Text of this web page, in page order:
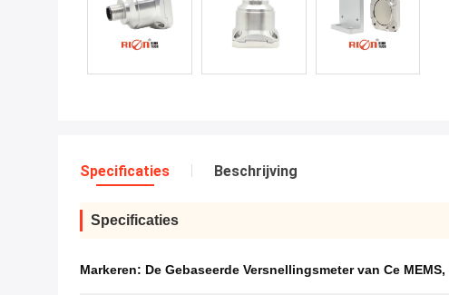
Specificaties Beschrijving
Specificaties
Markeren: De Gebaseerde Versnellingsmeter van Ce MEMS,